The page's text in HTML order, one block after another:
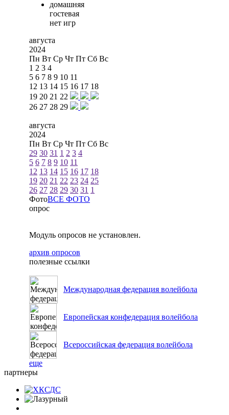
домашняя
гостевая
нет игр
августа
2024
Пн Вт Ср Чт Пт Сб Вс
1 2 3 4
5 6 7 8 9 10 11
12 13 14 15 16 17 18
19 20 21 22
26 27 28 29
августа
2024
Пн Вт Ср Чт Пт Сб Вс
29 30 31 1 2 3 4
5 6 7 8 9 10 11
12 13 14 15 16 17 18
19 20 21 22 23 24 25
26 27 28 29 30 31 1
ФотоВСЕ ФОТО
опрос
Модуль опросов не установлен.
архив опросов
полезные ссылки
Международная федерация волейбола
Европейская конфедерация волейбола
Всероссийская федерация волейбола
еще
партнеры